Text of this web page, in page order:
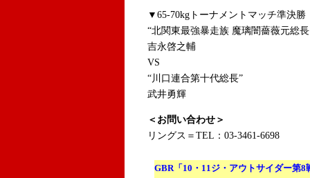
▼65-70kgトーナメントマッチ準決
“北関東最強暴走族 魔璃闇薔薇元総
吉永啓之輔
VS
“川口連合第十代総長”
武井勇輝
＜お問い合わせ＞
リングス＝TEL：03-3461-6698
GBR「10・11ジ・アウトサイダー第8